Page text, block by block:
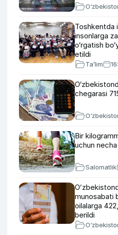
Toshkentda
insonlarga
o‘rgatish
etildi
Ta’lim
chegarasi
Bir
uchun
Salomatlik
munosabati
oilalarga
berildi